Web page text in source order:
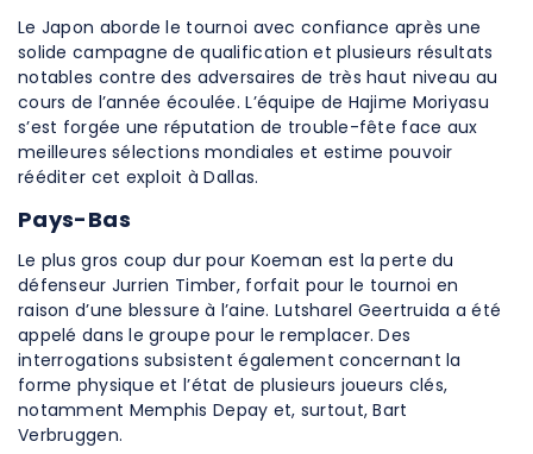
Le Japon aborde le tournoi avec confiance après une
solide campagne de qualification et plusieurs résultats
notables contre des adversaires de très haut niveau au
cours de l’année écoulée. L’équipe de Hajime Moriyasu
s’est forgée une réputation de trouble-fête face aux
meilleures sélections mondiales et estime pouvoir
rééditer cet exploit à Dallas.
Pays-Bas
Le plus gros coup dur pour Koeman est la perte du
défenseur Jurrien Timber, forfait pour le tournoi en
raison d’une blessure à l’aine. Lutsharel Geertruida a été
appelé dans le groupe pour le remplacer. Des
interrogations subsistent également concernant la
forme physique et l’état de plusieurs joueurs clés,
notamment Memphis Depay et, surtout, Bart
Verbruggen.